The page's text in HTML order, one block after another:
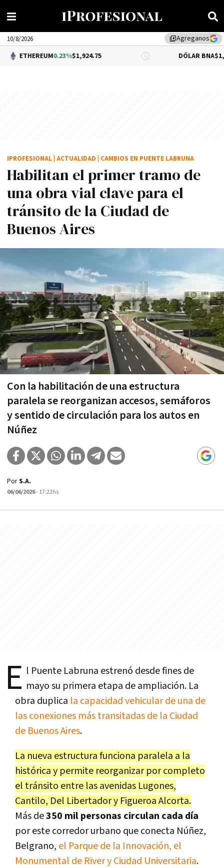
library_addAgreganos
10/8/2026
0.23%$1,924.75 DÓLAR BNA $1,520.00
Habilitan el primer tramo de
una obra vial clave para el
tránsito de la Ciudad de
Buenos Aires
Con la habilitación de una estructura
paralela se reorganizan accesos, semáforos
y sentido de circulación para los autos en
Núñez
IPROFESIONAL ACTUALIDAD CAMBIOS EN PUENTE LABRUNA
PorS.A.
06/06/2026- 17:22hs
E l Puente Labruna estrenó desde fines de
mayo su primera etapa de ampliación. La
obra duplica la capacidad vehicular de una de
las conexiones más transitadas de la Ciudad
de Buenos Aires.
La nueva estructura funciona paralela a la
histórica y permite reorganizar por completo
el tránsito entre las avenidas Lugones,
Cantilo, Del Libertador y Figueroa Alcorta.
Más de350 mil personas circulan cada día
por este corredor urbano que conecta Núñez,
Belgrano, el Parque de la Innovación, el
Monumental de River y Ciudad Universitaria.